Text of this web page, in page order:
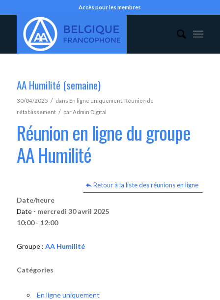
Accès pour les membres
AA Humilité (semaine)
30/04/2025 / dans En ligne uniquement, Réunion de
rétablissement / parAdmin Digital
Réunion en ligne du groupe
AA Humilité
Retour à la liste des réunions en ligne
Date/heure
Date - mercredi 30 avril 2025
10:00 - 12:00
Groupe : AA Humilité
Catégories
En ligne uniquement